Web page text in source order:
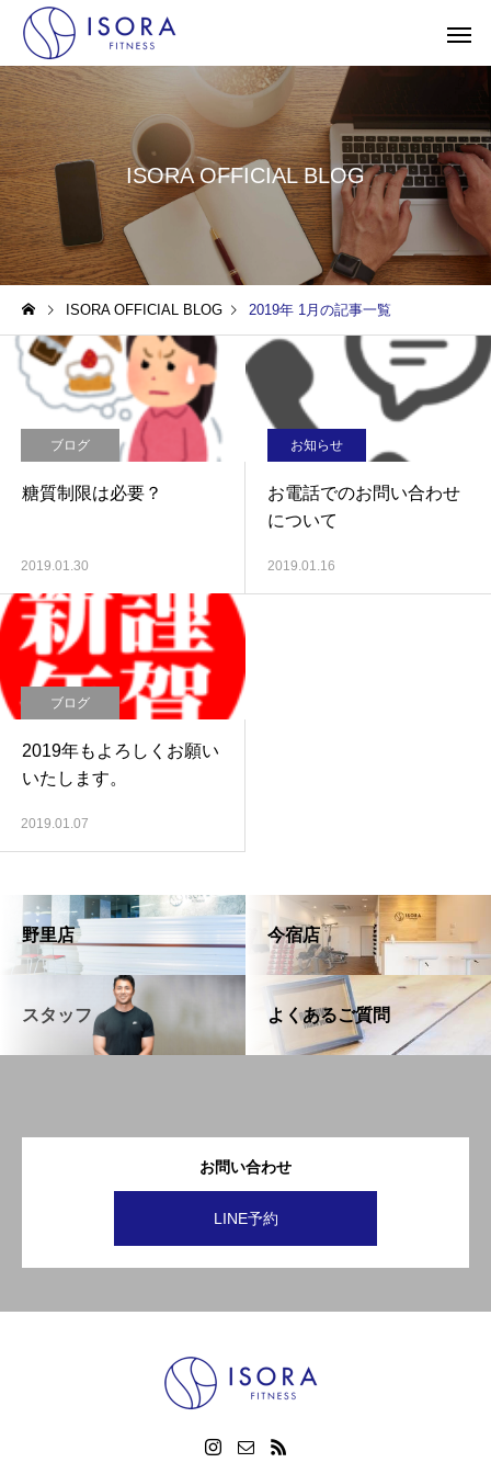
ISORA OFFICIAL BLOG
ISORA OFFICIAL BLOG 2019年 1月の記事一覧
ブログ
糖質制限は必要？
2019.01.30
お知らせ
お電話でのお問い合わせ
について
2019.01.16
ブログ
2019年もよろしくお願い
いたします。
2019.01.07
野里店 今宿店
スタッフ よくあるご質問
お問い合わせ
LINE予約